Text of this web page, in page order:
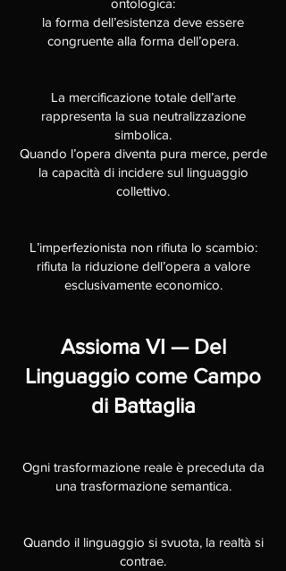
ontologica:
la forma dell’esistenza deve essere
congruente alla forma dell’opera.
La mercificazione totale dell’arte
rappresenta la sua neutralizzazione
simbolica.
Quando l’opera diventa pura merce, perde
la capacità di incidere sul linguaggio
collettivo.
L’imperfezionista non rifiuta lo scambio:
rifiuta la riduzione dell’opera a valore
esclusivamente economico.
Assioma VI — Del
Linguaggio come Campo
di Battaglia
Ogni trasformazione reale è preceduta da
una trasformazione semantica.
Quando il linguaggio si svuota, la realtà si
contrae.